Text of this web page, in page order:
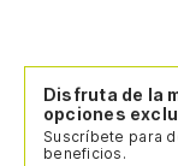
Disfruta de la
opciones
Suscríbete para
beneficios.